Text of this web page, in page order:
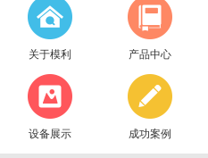
关于模利 产品中心
设备展示 成功案例